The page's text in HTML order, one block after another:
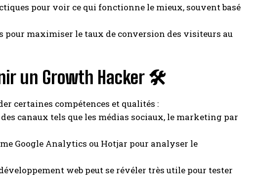
pour voir ce qui fonctionne le mieux, souvent basé
pour maximiser le taux de conversion des visiteurs au
un Growth Hacker 🛠️
certaines compétences et qualités :
canaux tels que les médias sociaux, le marketing par
Google Analytics ou Hotjar pour analyser le
web peut se révéler très utile pour tester